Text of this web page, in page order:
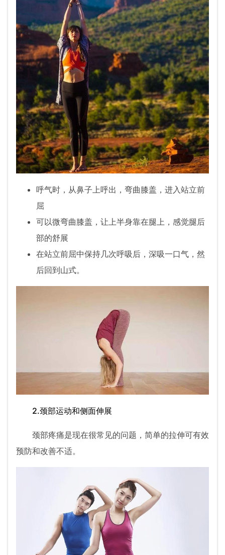
呼气时，从鼻子上呼出，弯曲膝盖，进入站立前
屈
可以微弯曲膝盖，让上半身靠在腿上，感觉腿后
部的舒展
在站立前屈中保持几次呼吸后，深吸一口气，然
后回到山式。
2.颈部运动和侧面伸展
颈部疼痛是现在很常见的问题，简单的拉伸可有效
预防和改善不适。